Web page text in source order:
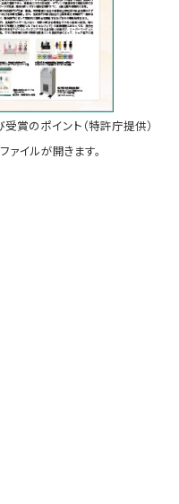
賞のポイント（特許庁提供）
ァイルが開きます。